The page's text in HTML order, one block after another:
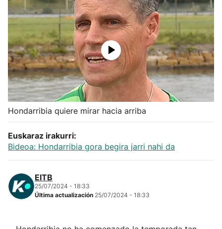
Remo
Baloncesto
Ciclismo
Herri-kirolak
Balonmano
Kirolak 360
Atletismo
Carreras de montaña
Más deportes
Hondarribia quiere mirar hacia arriba
Euskaraz irakurri:
Bideoa: Hondarribia gora begira jarri nahi da
EITB
25/07/2024 - 18:33
Última actualización 25/07/2024 - 18:33